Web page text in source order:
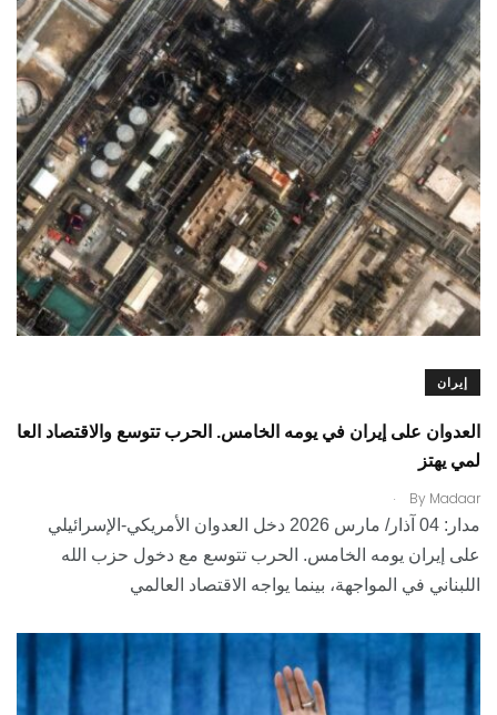
إيران
العدوان على إيران في يومه الخامس. الحرب تتوسع والاقتصاد العا
لمي يهتز
By Madaar
.
مدار: 04 آذار/ مارس 2026 دخل العدوان الأمريكي-الإسرائيلي
على إيران يومه الخامس. الحرب تتوسع مع دخول حزب الله
اللبناني في المواجهة، بينما يواجه الاقتصاد العالمي